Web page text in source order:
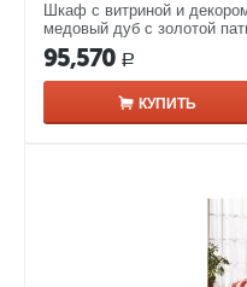
Шкаф с витриной и
медовый дуб с золотой
95,570 Р
КУПИТЬ